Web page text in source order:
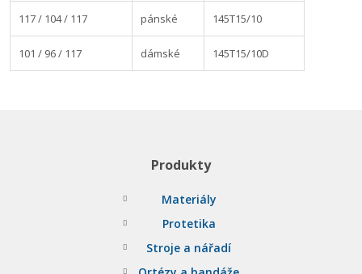
117 / 104 / 117 pánské 145T15/10
101 / 96 / 117 dámské 145T15/10D
Produkty
Materiály
Protetika
Stroje a nářadí